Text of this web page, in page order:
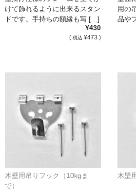
けて飾れるように出来るスタン
ドです。手持ちの額縁も写 […]
¥430
( 税込 ¥473 )
用の
品や
木壁用吊りフック（10kgま
で）
木壁